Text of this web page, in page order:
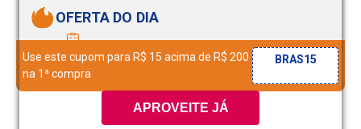
APROVEITE JÁ
OFERTA DO DIA
Use este cupom para R$ 15 acima de R$ 200
na 1ª compra
BRAS15